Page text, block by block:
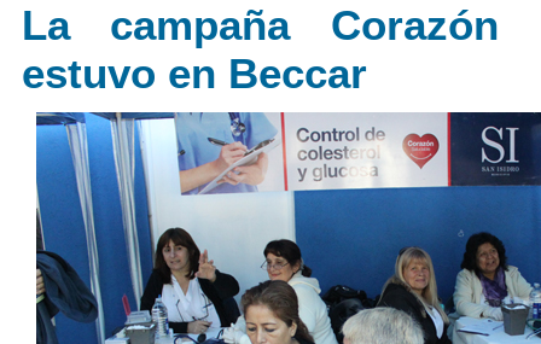
La campaña Corazón
estuvo en Beccar